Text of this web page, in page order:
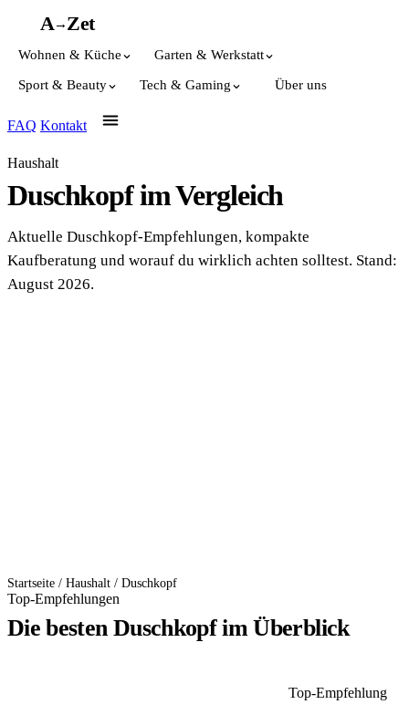
A→Zet
Wohnen & Küche Garten & Werkstatt
Sport & Beauty Tech & Gaming Über uns
FAQ Kontakt
Haushalt
Duschkopf im Vergleich
Aktuelle Duschkopf-Empfehlungen, kompakte
Kaufberatung und worauf du wirklich achten solltest. Stand:
August 2026.
Startseite / Haushalt / Duschkopf
Top-Empfehlungen
Die besten Duschkopf im Überblick
Top-Empfehlung